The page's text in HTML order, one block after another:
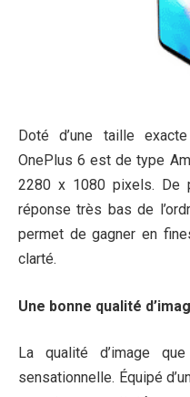
Doté d’une taille
OnePlus 6 est de type
2280 x 1080 pixels. De
réponse très bas de
permet de gagner en
clarté.
Une bonne qualité
La qualité d’image
sensationnelle. Équipé